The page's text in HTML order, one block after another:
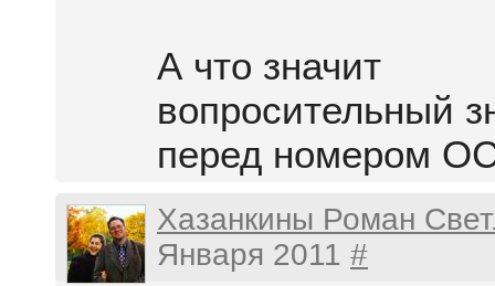
А что значит
вопросительный
перед номером
Хазанкины Роман
Января 2011 #